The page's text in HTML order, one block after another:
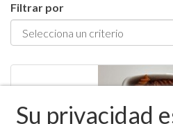
Su privacidad
Filtrar por